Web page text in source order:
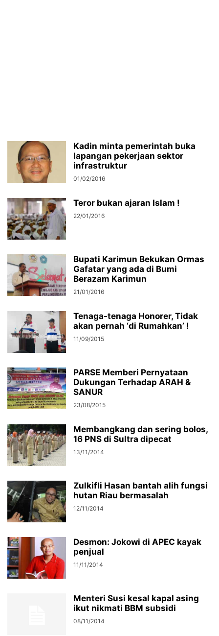
Kadin minta pemerintah buka
lapangan pekerjaan sektor
infrastruktur
01/02/2016
Teror bukan ajaran Islam !
22/01/2016
Bupati Karimun Bekukan Ormas
Gafatar yang ada di Bumi
Berazam Karimun
21/01/2016
Tenaga-tenaga Honorer, Tidak
akan pernah ‘di Rumahkan’ !
11/09/2015
PARSE Memberi Pernyataan
Dukungan Terhadap ARAH &
SANUR
23/08/2015
Membangkang dan sering bolos,
16 PNS di Sultra dipecat
13/11/2014
Zulkifli Hasan bantah alih fungsi
hutan Riau bermasalah
12/11/2014
Desmon: Jokowi di APEC kayak
penjual
11/11/2014
Menteri Susi kesal kapal asing
ikut nikmati BBM subsidi
08/11/2014